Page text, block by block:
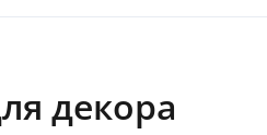
декора